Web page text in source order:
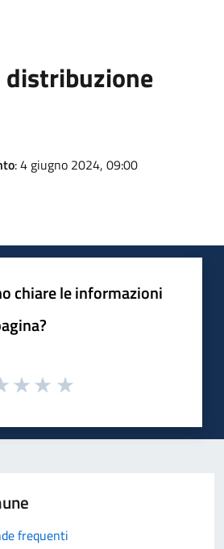
distribuzione
: 4 giugno 2024, 09:00
chiare le informazioni
frequenti